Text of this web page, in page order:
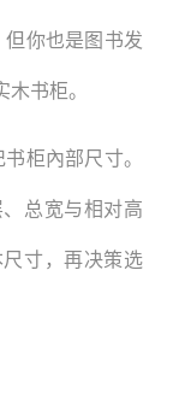
你也是图书发
书柜。
柜內部尺寸。
总宽与相对高
寸，再决策选